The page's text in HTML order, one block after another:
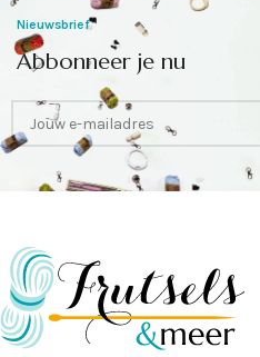
Nieuwsbrief
Abbonneer je nu